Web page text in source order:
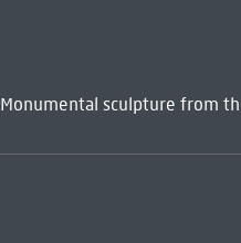
Monumental sculpture from